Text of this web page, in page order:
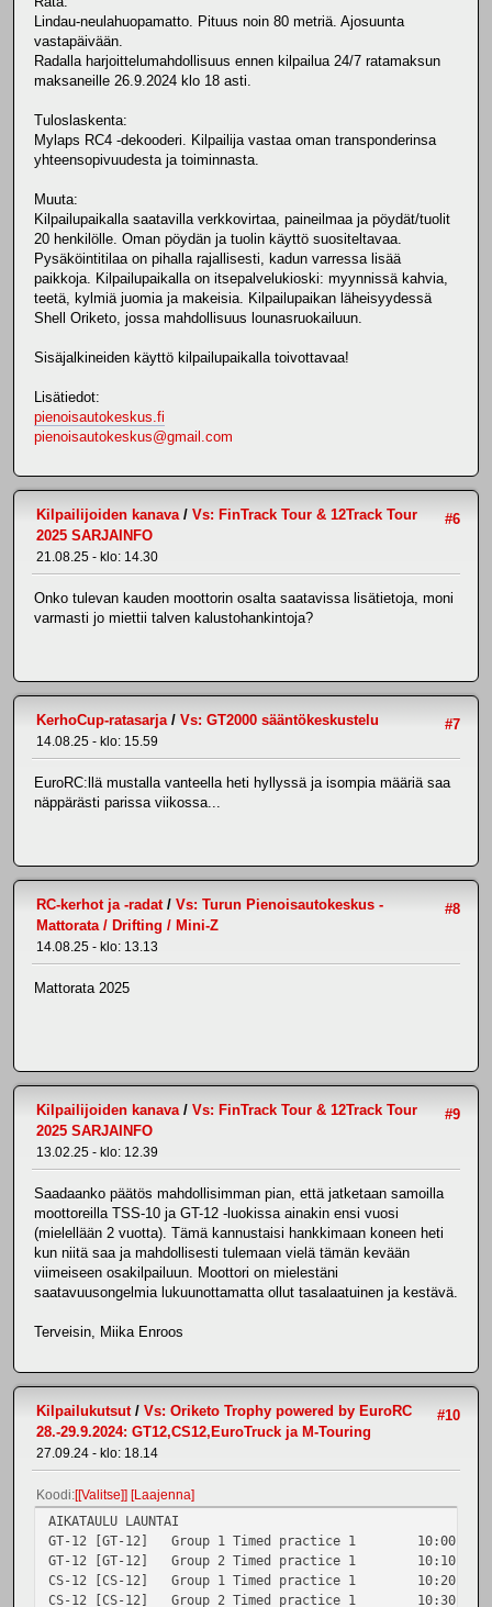
Lindau-neulahuopamatto. Pituus noin 80 metriä. Ajosuunta
vastapäivään.
Radalla harjoittelumahdollisuus ennen kilpailua 24/7 ratamaksun
maksaneille 26.9.2024 klo 18 asti.
Tuloslaskenta:
Mylaps RC4 -dekooderi. Kilpailija vastaa oman transponderinsa
yhteensopivuudesta ja toiminnasta.
Muuta:
Kilpailupaikalla saatavilla verkkovirtaa, paineilmaa ja pöydät/tuolit
20 henkilölle. Oman pöydän ja tuolin käyttö suositeltavaa.
Pysäköintitilaa on pihalla rajallisesti, kadun varressa lisää
paikkoja. Kilpailupaikalla on itsepalvelukioski: myynnissä kahvia,
teetä, kylmiä juomia ja makeisia. Kilpailupaikan läheisyydessä
Shell Oriketo, jossa mahdollisuus lounasruokailuun.
Sisäjalkineiden käyttö kilpailupaikalla toivottavaa!
Lisätiedot:
pienoisautokeskus.fi
pienoisautokeskus@gmail.com
#6
Kilpailijoiden kanava / Vs: FinTrack Tour & 12Track Tour
2025 SARJAINFO
21.08.25 - klo: 14.30
Onko tulevan kauden moottorin osalta saatavissa lisätietoja, moni
varmasti jo miettii talven kalustohankintoja?
#7
KerhoCup-ratasarja / Vs: GT2000 sääntökeskustelu
14.08.25 - klo: 15.59
EuroRC:llä mustalla vanteella heti hyllyssä ja isompia määriä saa
näppärästi parissa viikossa...
#8
RC-kerhot ja -radat/ Vs: Turun Pienoisautokeskus -
Mattorata / Drifting / Mini-Z
14.08.25 - klo: 13.13
Mattorata 2025
#9
Kilpailijoiden kanava / Vs: FinTrack Tour & 12Track Tour
2025 SARJAINFO
13.02.25 - klo: 12.39
Saadaanko päätös mahdollisimman pian, että jatketaan samoilla
moottoreilla TSS-10 ja GT-12 -luokissa ainakin ensi vuosi
(mielellään 2 vuotta). Tämä kannustaisi hankkimaan koneen heti
kun niitä saa ja mahdollisesti tulemaan vielä tämän kevään
viimeiseen osakilpailuun. Moottori on mielestäni
saatavuusongelmia lukuunottamatta ollut tasalaatuinen ja kestävä.
Terveisin, Miika Enroos
#10
Kilpailukutsut/ Vs: Oriketo Trophy powered by EuroRC
28.-29.9.2024: GT12,CS12,EuroTruck ja M-Touring
27.09.24 - klo: 18.14
Koodi [Valitse] Laajenna
AIKATAULU LAUNTAI
GT-12 [GT-12]
Group 1 Timed practice 1 10:00
GT-12 [GT-12]
Group 2 Timed practice 1 10:10
CS-12 [CS-12]
Group 1 Timed practice 1 10:20
CS-12 [CS-12]
Group 2 Timed practice 1 10:30